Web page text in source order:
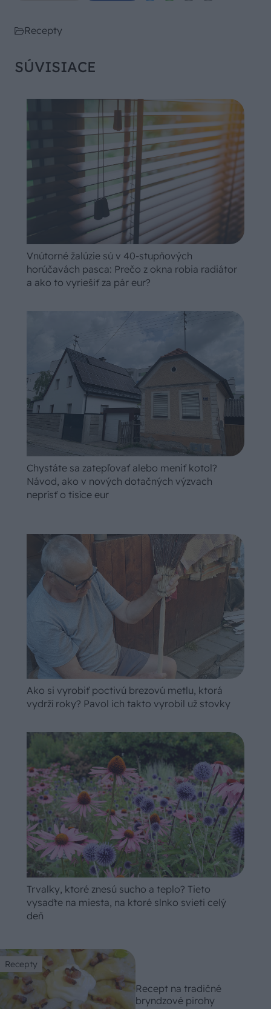
Recepty
SÚVISIACE
Vnútorné žalúzie sú v 40-stupňových
horúčavách pasca: Prečo z okna robia radiátor
a ako to vyriešiť za pár eur?
Chystáte sa zatepľovať alebo meniť kotol?
Návod, ako v nových dotačných výzvach
neprísť o tisíce eur
Ako si vyrobiť poctivú brezovú metlu, ktorá
vydrží roky? Pavol ich takto vyrobil už stovky
Trvalky, ktoré znesú sucho a teplo? Tieto
vysaďte na miesta, na ktoré slnko svieti celý
deň
Recepty
Recept na tradičné
bryndzové pirohy